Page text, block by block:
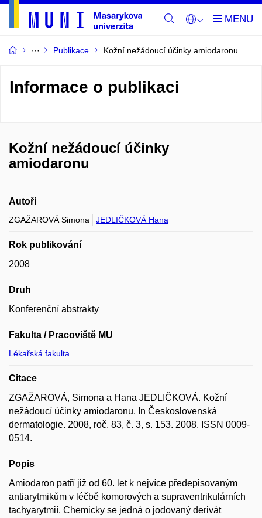
Publikace Kožní nežádoucí účinky amiodaronu
Informace o publikaci
Kožní nežádoucí účinky
amiodaronu
Autoři
ZGAŽAROVÁ Simona JEDLIČKOVÁ Hana
Rok publikování
2008
Druh
Konferenční abstrakty
Fakulta / Pracoviště MU
Lékařská fakulta
Citace
ZGAŽAROVÁ, Simona a Hana JEDLIČKOVÁ. Kožní
nežádoucí účinky amiodaronu. In Československá
dermatologie. 2008, roč. 83, č. 3, s. 153. 2008. ISSN 0009-
0514.
Popis
Amiodaron patří již od 60. let k nejvíce předepisovaným
antiarytmikům v léčbě komorových a supraventrikulárních
tachyarytmií. Chemicky se jedná o jodovaný derivát